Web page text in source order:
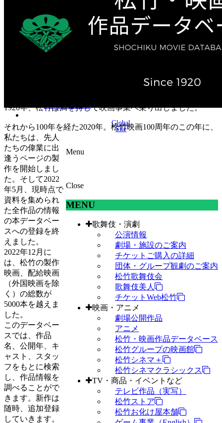
ゲーム事業（English）
企業情報
会社案内
Global
Site
Menu
Close
MENU
歌舞伎・演劇
公演情報
劇場・施設のご案内
チケットご購入の詳細
団体・グループ観劇のご案内
松竹歌舞伎会
歌舞伎美人
チケットWeb松竹
映画・アニメ
劇場公開作品
アニメ
松竹・映画作品データベース
松竹グループの映画館
松竹シネマ＋
松竹シネマクラシックス
TV・商品・イベントなど
テレビ作品（実写）
松竹ストア
松竹お化け屋本舗
1920年、松竹は満を持して映画事業へ乗り出しました。
それから100年を経た2020年。松竹映画100周年のこの年に、
私たちは、先人
たちの偉業に出
逢うページの製
作を開始しまし
た。そして2022
年5月、現時点で
資料を集められ
た全作品の情報
の本データベー
スへの登録を終
えました。
2022年12月に
は、松竹の製作
映画、配給映画
（外国映画を除
く）の総数が
5000本を越えま
した。
このデータベー
スでは、作品
名、公開年、キ
ャスト、スタッ
フをもとに検索
し、作品情報を
調べることがで
きます。新作は
随時、追加登録
していきます。